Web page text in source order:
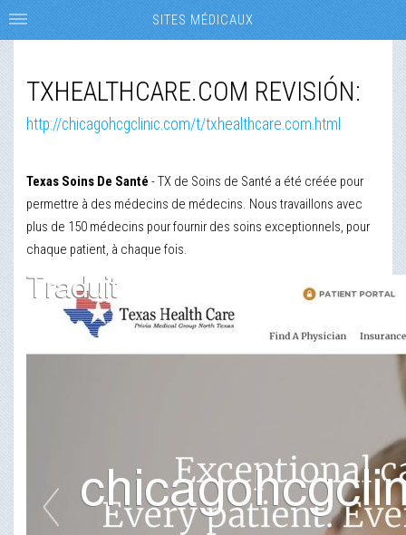
TXHEALTHCARE.COM REVISIÓN:
http://chicagohcgclinic.com/t/txhealthcare.com.html
Texas Soins De Santé - TX de Soins de Santé a été créée pour
permettre à des médecins de médecins. Nous travaillons avec
plus de 150 médecins pour fournir des soins exceptionnels, pour
chaque patient, à chaque fois.
SITES MÉDICAUX